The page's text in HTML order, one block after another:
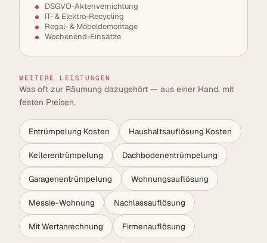
DSGVO-Aktenvernichtung
IT- & Elektro-Recycling
Regal- & Möbeldemontage
Wochenend-Einsätze
WEITERE LEISTUNGEN
Was oft zur Räumung dazugehört — aus einer Hand, mit
festen Preisen.
Entrümpelung Kosten Haushaltsauflösung Kosten
Kellerentrümpelung Dachbodenentrümpelung
Garagenentrümpelung Wohnungsauflösung
Messie-Wohnung Nachlassauflösung
Mit Wertanrechnung Firmenauflösung